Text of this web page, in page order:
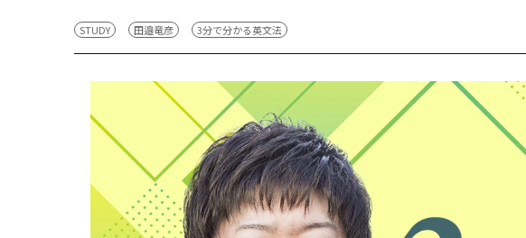
STUDY 田邉竜彦 3分で分かる英文法